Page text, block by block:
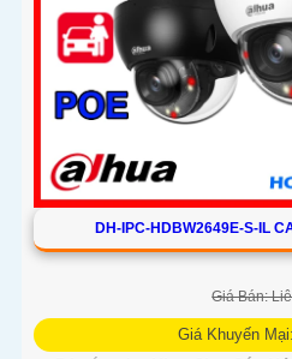
DH-IPC-HDBW2649E-S-IL
Giá Bán:
Giá Khuyến